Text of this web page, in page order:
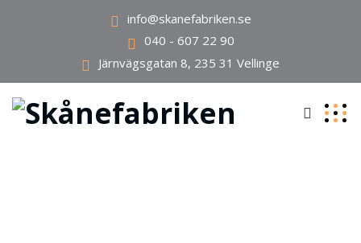
info@skanefabriken.se
040 - 607 22 90
Järnvägsgatan 8, 235 31 Vellinge